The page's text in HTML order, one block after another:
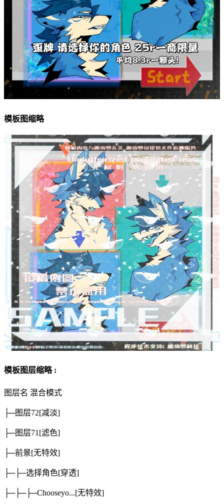
模板图缩略
模板图层缩略 :
图层名 混合模式
├─图层72[减淡]
├─图层71 [滤色]
├─前景[无特效]
├─├─选择角色[穿透]
├─├─├─Chooseyo...[无特效]